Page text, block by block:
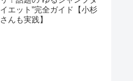
イエット”完全ガイド【小杉
さんも実践】